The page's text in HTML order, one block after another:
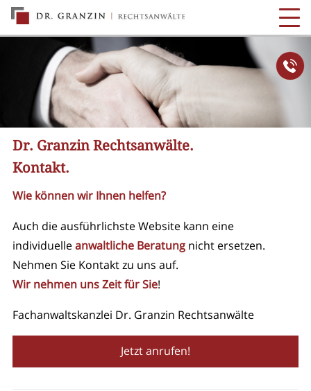
Dr. Granzin Rechtsanwälte.
Kontakt.
Wie können wir Ihnen helfen?
Auch die ausführlichste Website kann eine
individuelleanwaltliche Beratungnicht ersetzen.
Nehmen Sie Kontakt zu uns auf.
Wir nehmen uns Zeit für Sie!
Fachanwaltskanzlei Dr. Granzin Rechtsanwälte
Jetzt anrufen!